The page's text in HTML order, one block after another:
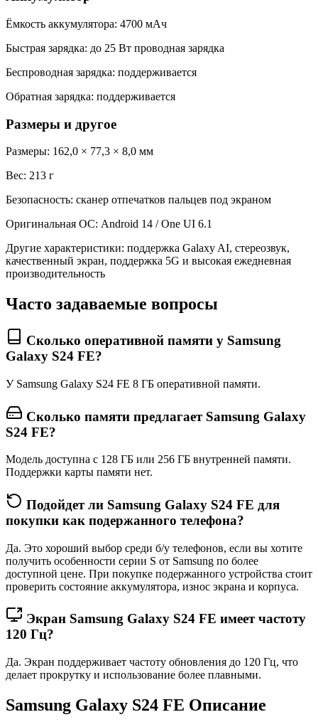
Ёмкость аккумулятора: 4700 мАч
Быстрая зарядка: до 25 Вт проводная зарядка
Беспроводная зарядка: поддерживается
Обратная зарядка: поддерживается
Размеры и другое
Размеры: 162,0 × 77,3 × 8,0 мм
Вес: 213 г
Безопасность: сканер отпечатков пальцев под экраном
Оригинальная ОС: Android 14 / One UI 6.1
Другие характеристики: поддержка Galaxy AI, стереозвук,
качественный экран, поддержка 5G и высокая ежедневная
производительность
Часто задаваемые вопросы
Сколько оперативной памяти у Samsung
Galaxy S24 FE?
У Samsung Galaxy S24 FE 8 ГБ оперативной памяти.
Сколько памяти предлагает Samsung Galaxy
S24 FE?
Модель доступна с 128 ГБ или 256 ГБ внутренней памяти.
Поддержки карты памяти нет.
Подойдет ли Samsung Galaxy S24 FE для
покупки как подержанного телефона?
Да. Это хороший выбор среди б/у телефонов, если вы хотите
получить особенности серии S от Samsung по более
доступной цене. При покупке подержанного устройства стоит
проверить состояние аккумулятора, износ экрана и корпуса.
Экран Samsung Galaxy S24 FE имеет частоту
120 Гц?
Да. Экран поддерживает частоту обновления до 120 Гц, что
делает прокрутку и использование более плавными.
Samsung Galaxy S24 FE Описание